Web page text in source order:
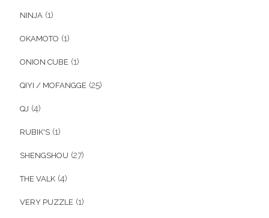
NINJA (1)
OKAMOTO (1)
ONION CUBE (1)
QIYI / MOFANGGE (25)
QJ (4)
RUBIK'S (1)
SHENGSHOU (27)
THE VALK (4)
VERY PUZZLE (1)